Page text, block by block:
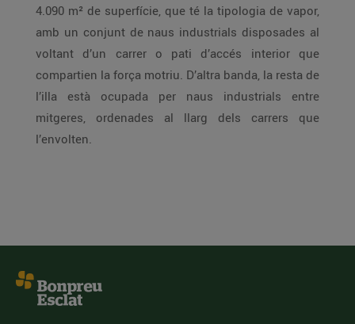
4.090 m² de superfície, que té la tipologia de vapor,
amb un conjunt de naus industrials disposades al
voltant d’un carrer o pati d’accés interior que
compartien la força motriu. D’altra banda, la resta de
l’illa està ocupada per naus industrials entre
mitgeres, ordenades al llarg dels carrers que
l’envolten.